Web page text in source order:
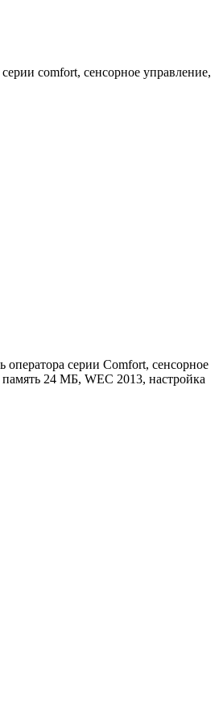
comfort, сенсорное управление,
серии Comfort, сенсорное
24 МБ, WEC 2013, настройка